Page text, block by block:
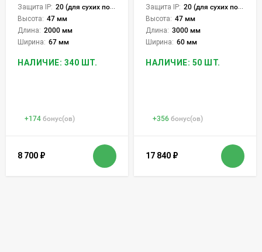
Защита IP: 20 (для сухих пом.)
Высота: 47 мм
Длина: 2000 мм
Ширина: 67 мм
НАЛИЧИЕ: 340 ШТ.
+174 бонус(ов)
8 700 ₽
Защита IP: 20 (для сухих пом.)
Высота: 47 мм
Длина: 3000 мм
Ширина: 60 мм
НАЛИЧИЕ: 50 ШТ.
+356 бонус(ов)
17 840 ₽